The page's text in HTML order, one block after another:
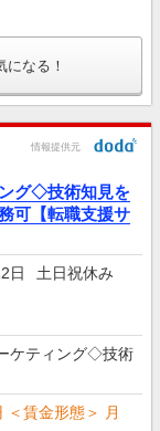
になる！
情報提供元
グ◇技術知見を
可【転職支援サ
日
土日祝休み
ケティング◇技術
＜賃金形態＞ 月